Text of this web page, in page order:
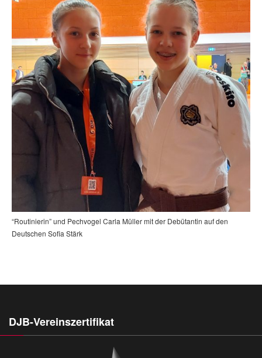
“Routinierin” und Pechvogel Carla Müller mit der Debütantin auf den
Deutschen Sofia Stärk
DJB-Vereinszertifikat